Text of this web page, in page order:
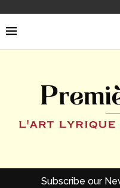
Subscribe our